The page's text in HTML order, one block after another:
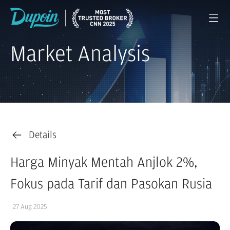
Market Analysis
Details
Harga Minyak Mentah Anjlok 2%,
Fokus pada Tarif dan Pasokan Rusia
27 Aug 2025